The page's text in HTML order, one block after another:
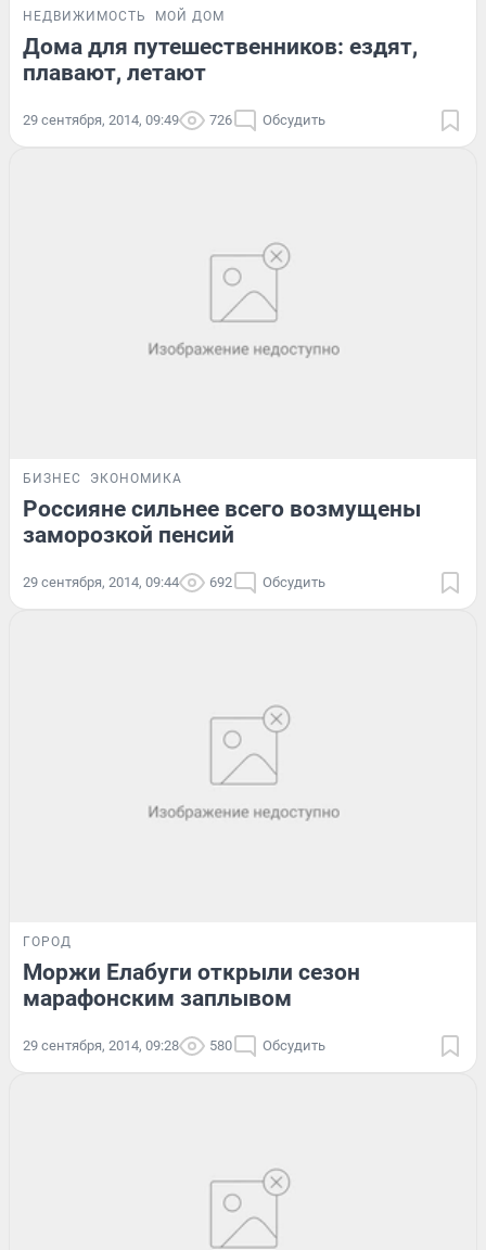
НЕДВИЖИМОСТЬ МОЙ ДОМ
Дома для путешественников: ездят,
плавают, летают
29 сентября, 2014, 09:49 726 Обсудить
БИЗНЕС ЭКОНОМИКА
Россияне сильнее всего возмущены
заморозкой пенсий
29 сентября, 2014, 09:44 692 Обсудить
ГОРОД
Моржи Елабуги открыли сезон
марафонским заплывом
29 сентября, 2014, 09:28 580 Обсудить